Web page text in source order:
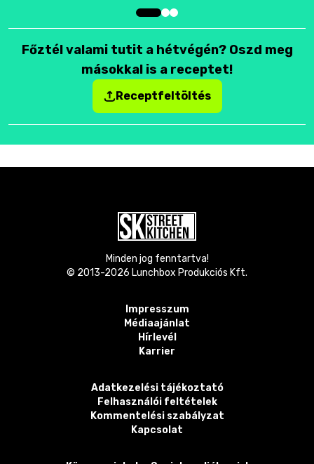
Főztél valami tutit a hétvégén? Oszd meg
másokkal is a receptet!
Receptfeltöltés
Minden jog fenntartva!
© 2013-2026 Lunchbox Produkciós Kft.
Impresszum
Médiaajánlat
Hírlevél
Karrier
Adatkezelési tájékoztató
Felhasználói feltételek
Kommentelési szabályzat
Kapcsolat